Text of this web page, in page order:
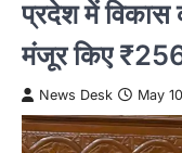
प्रदेश में विकास
मंजूर किए
News Desk May